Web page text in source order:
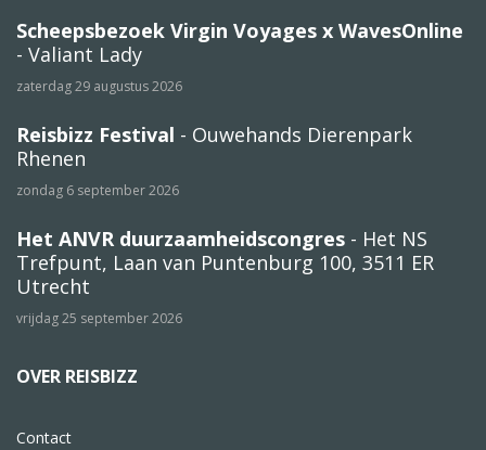
Scheepsbezoek Virgin Voyages x WavesOnline
- Valiant Lady
zaterdag 29 augustus 2026
Reisbizz Festival - Ouwehands Dierenpark
Rhenen
zondag 6 september 2026
Het ANVR duurzaamheidscongres - Het NS
Trefpunt, Laan van Puntenburg 100, 3511 ER
Utrecht
vrijdag 25 september 2026
OVER REISBIZZ
Contact